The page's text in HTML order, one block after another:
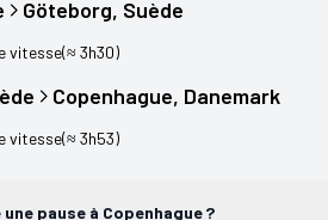
Göteborg, Suède
vitesse(≈ 3h30)
Copenhague, Danemark
vitesse(≈ 3h53)
pause à Copenhague ?